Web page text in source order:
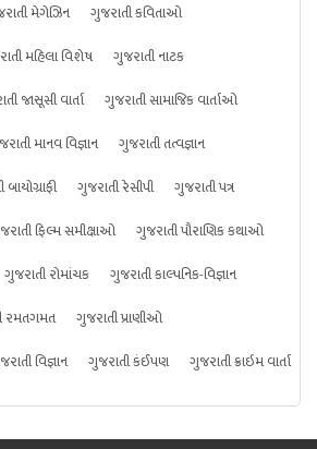
મેગેઝિન
ગુજરાતી કવિતાઓ
મહિલા વિશેષ
ગુજરાતી નાટક
જાસૂસી વાર્તા
ગુજરાતી સામાજિક વાર્તાઓ
માનવ વિજ્ઞાન
ગુજરાતી તત્વજ્ઞાન
ગુજરાતી રેસીપી
ગુજરાતી પત્ર
ફિલ્મ સમીક્ષાઓ
ગુજરાતી પૌરાણિક કથાઓ
ગુજરાતી રોમાંચક
ગુજરાતી કાલ્પનિક-વિજ્ઞાન
રમતગમત
ગુજરાતી પ્રાણીઓ
વિજ્ઞાન ગુજરાતી કંઈપણ ગુજરાતી ક્રાઇમ વાર્તા